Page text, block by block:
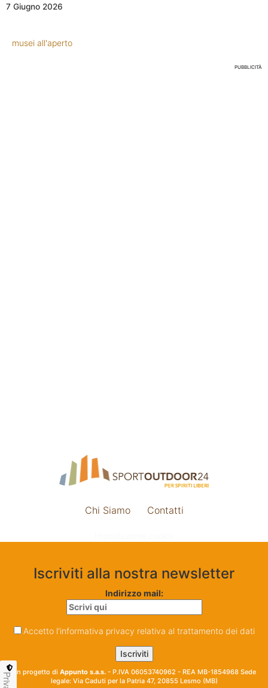
7 Giugno 2026
musei all'aperto
PUBBLICITÀ
Chi Siamo Contatti
Iscriviti alla nostra newsletter
Indirizzo mail:
Accetto l'informativa privacy relativa al trattamento dei dati
Un progetto di Appunto s.a.s. - P.IVA 06053740962 - REA MB-1854968 Sede
legale: Via Caduti per la Patria 47, 20855 Lesmo (MB)